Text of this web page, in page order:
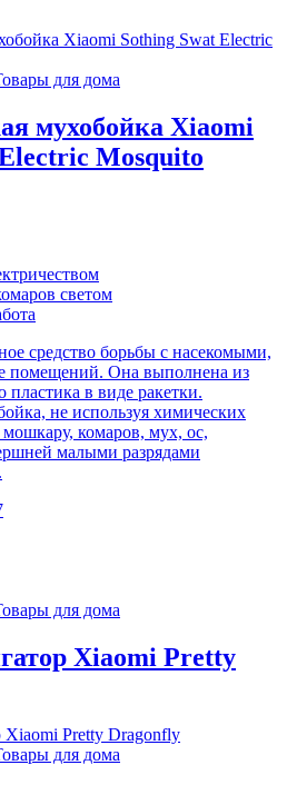
для дома
мухобойка Xiaomi
Mosquito
светом
средство борьбы с насекомыми,
помещений. Она выполнена из
пластика в виде ракетки.
не используя химических
комаров, мух, ос,
малыми разрядами
для дома
Xiaomi Pretty
для дома